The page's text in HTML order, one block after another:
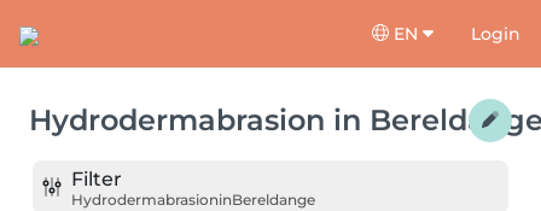
EN Login
Hydrodermabrasion in
Filter
HydrodermabrasioninBereldange